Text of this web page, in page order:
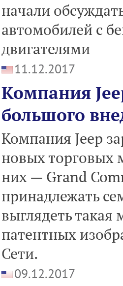
начали
автомобилей с
двигателями
11.12.2017
Компания
большого
Компания Jeep
новых торговых
них — Grand
принадлежать
выглядеть
патентных
Сети.
09.12.2017